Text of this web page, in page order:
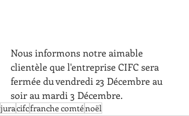
Nous informons notre aimable
clientèle que l'entreprise CIFC sera
fermée du vendredi 23 Décembre au
soir au mardi 3 Décembre.
juracifcfranche comténoël